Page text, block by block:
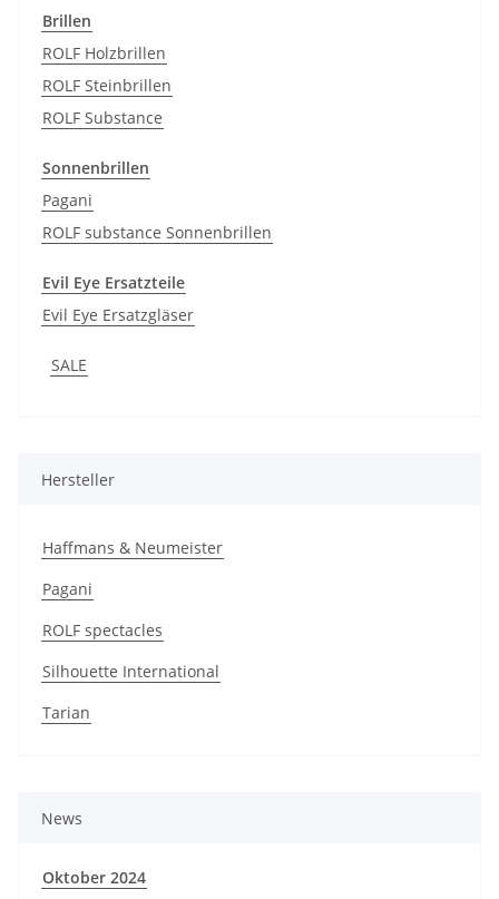
Brillen
ROLF Holzbrillen
ROLF Steinbrillen
ROLF Substance
Sonnenbrillen
Pagani
ROLF substance Sonnenbrillen
Evil Eye Ersatzteile
Evil Eye Ersatzgläser
SALE
Hersteller
Haffmans & Neumeister
Pagani
ROLF spectacles
Silhouette International
Tarian
News
Oktober 2024